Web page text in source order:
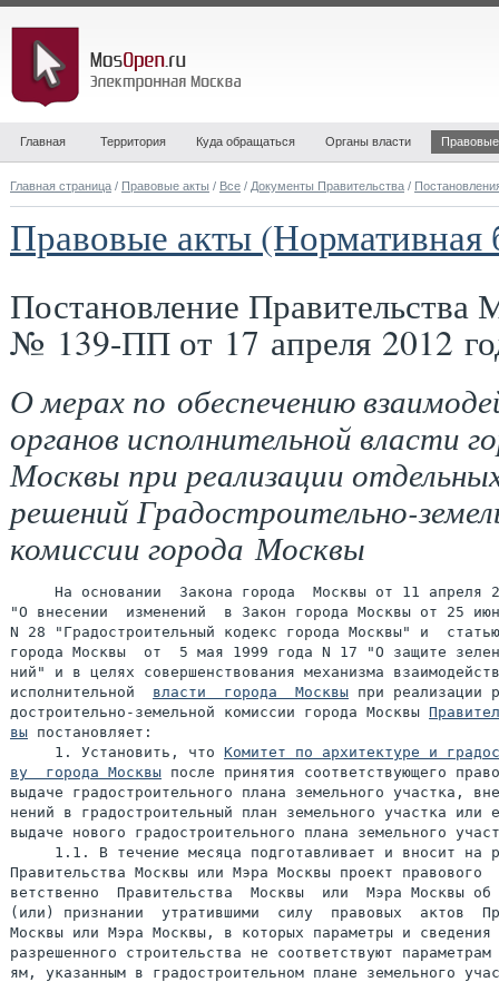
Главная Территория Куда обращаться Органы власти
Главная страница / Правовые акты / Все / Документы Правительства /
Правовые акты (Нормативная
Постановление Правительства
№ 139-ПП от 17 апреля 2012
О мерах по обеспечению
органов исполнительной власти
Москвы при реализации
решений Градостроительно-
комиссии города Москвы
На основании  Закона города  Москвы от 11 апреля
"О внесении  изменений  в Закон города Москвы от 25
N 28 "Градостроительный кодекс города Москвы" и
города Москвы  от  5 мая 1999 года N 17 "О защите
ний" и в целях совершенствования механизма
исполнительной власти  города  Москвы при реализации
достроительно-земельной комиссии города Москвы
вы постановляет:
     1. Установить, что
Комитет по архитектуре и
ву  города Москвы после принятия соответствующего
выдаче градостроительного плана земельного участка,
нений в градостроительный план земельного участка или
выдаче нового градостроительного плана земельного
1.1. В течение месяца подготавливает и вносит на
Правительства Москвы или Мэра Москвы проект
ветственно  Правительства  Москвы  или  Мэра Москвы об
(или) признании  утратившими  силу  правовых  актов
Москвы или Мэра Москвы, в которых параметры и сведения
разрешенного строительства не соответствуют
ям, указанным в градостроительном плане земельного